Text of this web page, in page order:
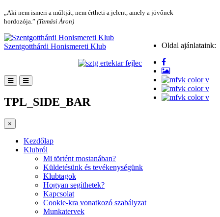
„Aki nem ismeri a múltját, nem értheti a jelent, amely a jövőnek
hordozója.” (Tamási Áron)
Oldal ajánlataink:
Szentgotthárdi Honismereti Klub
TPL_SIDE_BAR
×
Kezdőlap
Klubról
Mi történt mostanában?
Küldetésünk és tevékenységünk
Klubtagok
Hogyan segíthetek?
Kapcsolat
Cookie-kra vonatkozó szabályzat
Munkatervek